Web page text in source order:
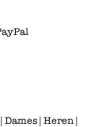
Dames| Heren|